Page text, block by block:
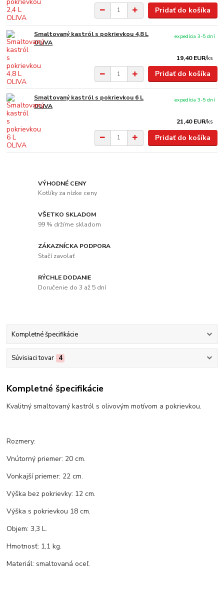
Pridať do košíka
Smaltovaný kastról s pokrievkou 4,8 L
OLIVA
19,40 EUR/ks
expedícia 3-5 dní
Pridať do košíka
Smaltovaný kastról s pokrievkou 6 L
OLIVA
21,40 EUR/ks
expedícia 3-5 dní
Pridať do košíka
VÝHODNÉ CENY
Kotlíky za nízke ceny
VŠETKO SKLADOM
99 % držíme skladom
ZÁKAZNÍCKA PODPORA
Stačí zavolať
RÝCHLE DODANIE
Doručenie do 3 až 5 dní
Kompletné špecifikácie
Súvisiaci tovar 4
Kompletné špecifikácie
Kvalitný smaltovaný kastról s olivovým motívom a pokrievkou.
Rozmery:
Vnútorný priemer: 20 cm.
Vonkajší priemer: 22 cm.
Výška bez pokrievky: 12 cm.
Výška s pokrievkou 18 cm.
Objem: 3,3 L.
Hmotnosť: 1,1 kg.
Materiál: smaltovaná oceľ.